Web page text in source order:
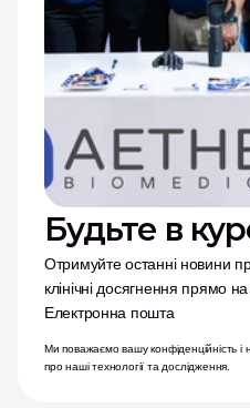
Будьте в
Отримуйте останні новини
клінічні досягнення прямо
Електронна пошта
Ми поважаємо вашу конфіденційність
про наші технології та дослідження.